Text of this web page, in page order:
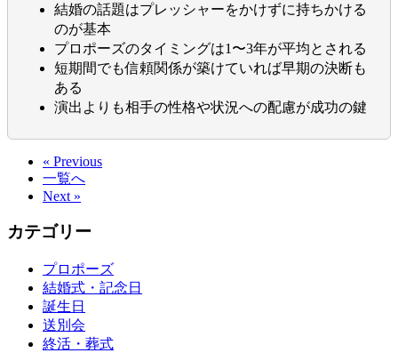
結婚の話題はプレッシャーをかけずに持ちかける
のが基本
プロポーズのタイミングは1〜3年が平均とされる
短期間でも信頼関係が築けていれば早期の決断も
ある
演出よりも相手の性格や状況への配慮が成功の鍵
« Previous
一覧へ
Next »
カテゴリー
プロポーズ
結婚式・記念日
誕生日
送別会
終活・葬式